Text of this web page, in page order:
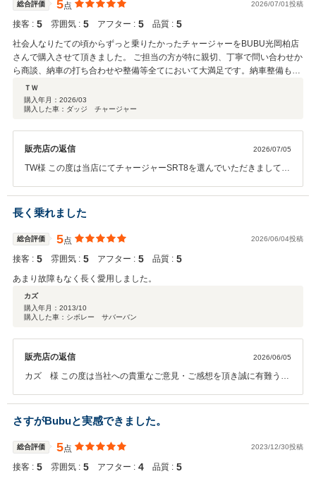
総合評価 5点 2026/07/01投稿
接客 : 5 雰囲気 : 5 アフター : 5 品質 : 5
社会人なりたての頃からずっと乗りたかったチャージャーをBUBU光岡柏店
さんで購入させて頂きました。 ご担当の方が特に親切、丁寧で問い合わせか
ら商談、納車の打ち合わせや整備等全てにおいて大満足です。納車整備もこ
んなにやって貰えたのかと感動しました。タイヤを私の方で購入して、納車
時に交換した状態に出来ればとのリクエストも快諾頂き、おかげさまで最高
の走りを楽しんでます。振り返ると20年くらい常にチャージャーが欲しいと
んは本当に最高です。思い切って買って良かったです。6.1Lのマッスルセダ
ンは時代的に今後新車発売は無いと思うので楽しみます。パワーがありすぎ
ＴＷ
購入年月： 2026/03
購入した車：ダッジ チャージャー
販売店の返信 2026/07/05
TW様 この度は当店にてチャージャーSRT8を選んでいただきまして、
好な個体の減ってきたこの世代のアメ車たち。 その中で探し求められ
た一台をTW様に手にしていただき、喜びもひとしおでございます。
また今回このように口コミを頂けたこと、スタッフ一同感動を頂けた
とともに更なる努力への原動力となります。 本当にありがとうござい
ます！ 今後のバックアップもしっかりとフォローしてまいりますの
で、存分にお楽しみいただけることを願っております。
長く乗れました
総合評価 5点 2026/06/04投稿
接客 : 5 雰囲気 : 5 アフター : 5 品質 : 5
あまり故障もなく長く愛用しました。
カズ
購入年月： 2013/10
購入した車：シボレー サバーバン
販売店の返信 2026/06/05
カズ 様 この度は当社への貴重なご意見・ご感想を頂き誠に有難うご
ましたが、ご愛用頂けたとの事を聞き大変嬉しく感じます。 私たちが
お力になれる事が有りましたら全力でサポートさせていただきます。
今後ともよろしくお願いいたします。 この度は誠に有難うございま
す。 スタッフ一同
さすがBubuと実感できました。
総合評価 5点 2023/12/30投稿
接客 : 5 雰囲気 : 5 アフター : 4 品質 : 5